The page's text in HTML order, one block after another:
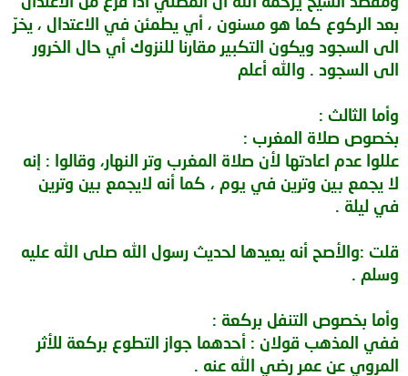
وَعَنْ عُمَرَ أَنَّهُ دَخَلَ الْمَسْجِدَ فَصَلَّى رَكْعَةً ، فَتَبِعَهُ رَجُلٌ ، فَقَالَ : يَا أَمِيرَ الْمُؤْمِنِينَ ،
إنَّمَا صَلَّيْتَ رَكْعَةً ، قَالَ : هُوَ تَطَوُّعٌ ، فَمَنْ شَاءَ زَادَ ، وَمَنْ شَاءَ نَقَصَ وَصَحَّ عَنْ
اثْنَيْ عَشَرَ مِنْ الصَّحَابَةِ تَقْصِيرُ الْوِتْرِ رَكْعَةً ، ( وَكُرِهَ ) لَهُ ذَلِكَ ".
بعد الركوع كما هو مسنون ، أي يطمئن في الاعتدال ، يخرّ
الى السجود ويكون التكبير مقارنا للنزوك أي حال الخرور
الى السجود . والله أعلم
وأما الثالث :
بخصوص صلاة المغرب :
عللوا عدم اعادتها لأن صلاة المغرب وتر النهار، وقالوا : إنه
لا يجمع بين وترين في يوم ، كما أنه لايجمع بين وترين
في ليلة .
قلت :والأصح أنه يعيدها لحديث رسول الله صلى الله عليه
وسلم .
وأما بخصوص التنفل بركعة :
ففي المذهب قولان : أحدهما جواز التطوع بركعة للأثر
المروي عن عمر رضي الله عنه .